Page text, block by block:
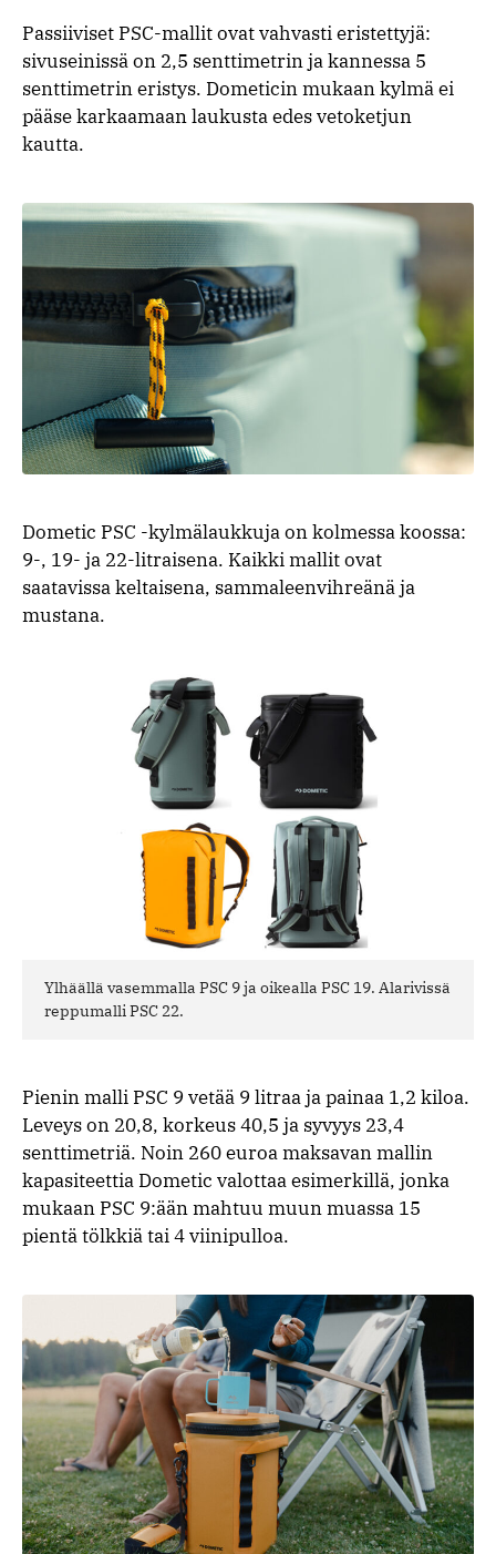
Passiiviset PSC-mallit ovat vahvasti eristettyjä:
sivuseinissä on 2,5 senttimetrin ja kannessa 5
senttimetrin eristys. Dometicin mukaan kylmä ei
pääse karkaamaan laukusta edes vetoketjun
kautta.
Dometic PSC -kylmälaukkuja on kolmessa koossa:
9-, 19- ja 22-litraisena. Kaikki mallit ovat
saatavissa keltaisena, sammaleenvihreänä ja
mustana.
Ylhäällä vasemmalla PSC 9 ja oikealla PSC 19. Alarivissä
reppumalli PSC 22.
Pienin malli PSC 9 vetää 9 litraa ja painaa 1,2 kiloa.
Leveys on 20,8, korkeus 40,5 ja syvyys 23,4
senttimetriä. Noin 260 euroa maksavan mallin
kapasiteettia Dometic valottaa esimerkillä, jonka
mukaan PSC 9:ään mahtuu muun muassa 15
pientä tölkkiä tai 4 viinipulloa.